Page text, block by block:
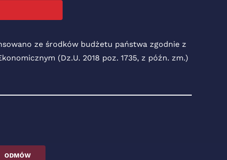
ze środków budżetu państwa zgodnie z
(Dz.U. 2018 poz. 1735, z późn. zm.)
ODMÓW